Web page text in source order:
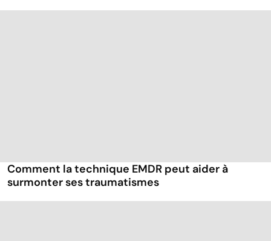
Comment la technique EMDR peut aider à
surmonter ses traumatismes